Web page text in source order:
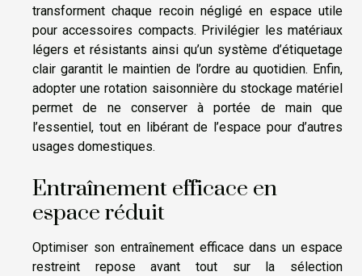
transforment chaque recoin négligé en espace utile
pour accessoires compacts. Privilégier les matériaux
légers et résistants ainsi qu’un système d’étiquetage
clair garantit le maintien de l’ordre au quotidien. Enfin,
adopter une rotation saisonnière du stockage matériel
permet de ne conserver à portée de main que
l’essentiel, tout en libérant de l’espace pour d’autres
usages domestiques.
Entraînement efficace en
espace réduit
Optimiser son entraînement efficace dans un espace
restreint repose avant tout sur la sélection